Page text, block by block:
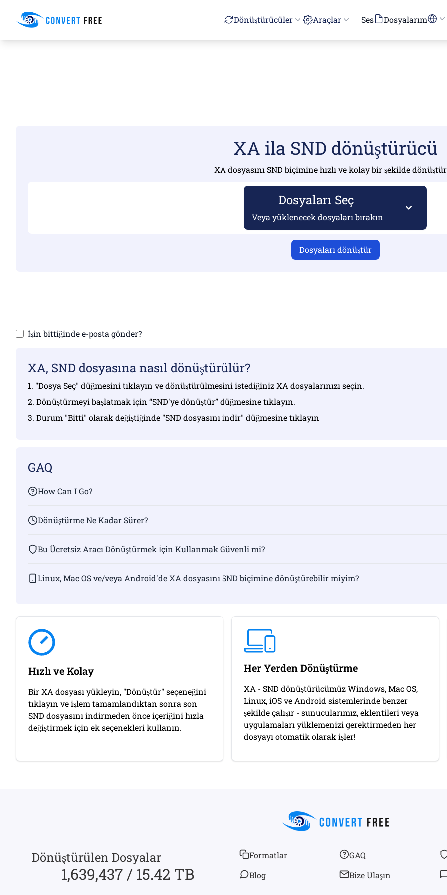
Convert Free Dönüştürücüler Araçlar Ses Dosyalarım
XA ila SND dönüştürücü
XA dosyasını SND biçimine hızlı ve kolay bir şekilde
Dosyaları Seç
Veya yüklenecek dosyaları bırakın
Dosyaları dönüştür
İşin bittiğinde e-posta gönder?
XA, SND dosyasına nasıl dönüştürülür?
1. "Dosya Seç" düğmesini tıklayın ve dönüştürülmesini istediğiniz XA dosyalarınızı seçin.
2. Dönüştürmeyi başlatmak için “SND'ye dönüştür” düğmesine tıklayın.
3. Durum "Bitti" olarak değiştiğinde "SND dosyasını indir" düğmesine tıklayın
GAQ
How Can I Go?
Dönüştürme Ne Kadar Sürer?
Bu Ücretsiz Aracı Dönüştürmek İçin Kullanmak Güvenli mi?
Linux, Mac OS ve/veya Android'de XA dosyasını SND biçimine dönüştürebilir miyim?
Hızlı ve Kolay
Bir XA dosyası yükleyin, "Dönüştür" seçeneğini
tıklayın ve işlem tamamlandıktan sonra son
SND dosyasını indirmeden önce içeriğini hızla
değiştirmek için ek seçenekleri kullanın.
Her Yerden Dönüştürme
XA - SND dönüştürücümüz Windows, Mac OS,
Linux, iOS ve Android sistemlerinde benzer
şekilde çalışır - sunucularımız, eklentileri veya
uygulamaları yüklemenizi gerektirmeden her
dosyayı otomatik olarak işler!
Dönüştürülen Dosyalar
1,639,437 / 15.42 TB
Formatlar
Blog
GAQ
Bize Ulaşın